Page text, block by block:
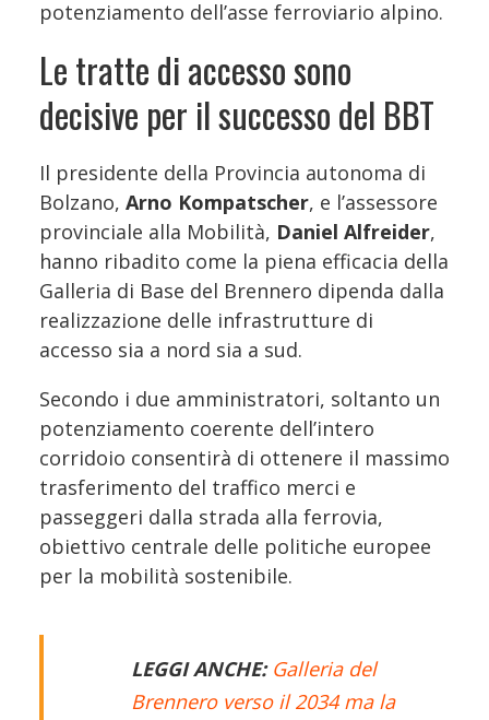
potenziamento dell’asse ferroviario alpino.
Le tratte di accesso sono
decisive per il successo del BBT
Il presidente della Provincia autonoma di
Bolzano, Arno Kompatscher, e l’assessore
provinciale alla Mobilità, Daniel Alfreider,
hanno ribadito come la piena efficacia della
Galleria di Base del Brennero dipenda dalla
realizzazione delle infrastrutture di
accesso sia a nord sia a sud.
Secondo i due amministratori, soltanto un
potenziamento coerente dell’intero
corridoio consentirà di ottenere il massimo
trasferimento del traffico merci e
passeggeri dalla strada alla ferrovia,
obiettivo centrale delle politiche europee
per la mobilità sostenibile.
LEGGI ANCHE: Galleria del
Brennero verso il 2034 ma la